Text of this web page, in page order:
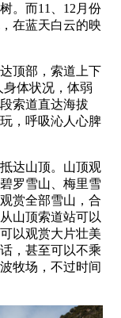
。而11、12月份
在蓝天白云的映
顶部，索道上下
身体状况，体弱
索道直达海拔
，呼吸沁人心脾
达山顶。山顶观
罗雪山、梅里雪
赏全部雪山，合
山顶索道站可以
以观赏大片壮美
，甚至可以不乘
牧场，不过时间